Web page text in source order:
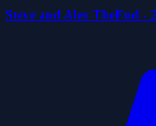
Steve and Alex TheEnd -